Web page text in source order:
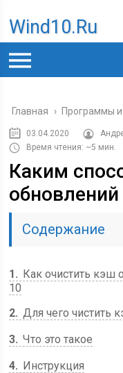
Wind10.ru
Главная › Программы
03.04.2020
Время чтения: ~5 мин.
Каким
Содержание
1
Как очистить кэш
10
2 Для чего чистить
3 Что это такое
4
Инструкция